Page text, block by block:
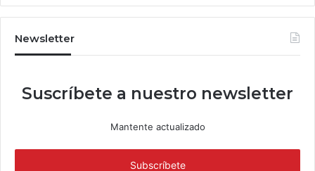
Newsletter
Suscríbete a nuestro newsletter
Mantente actualizado